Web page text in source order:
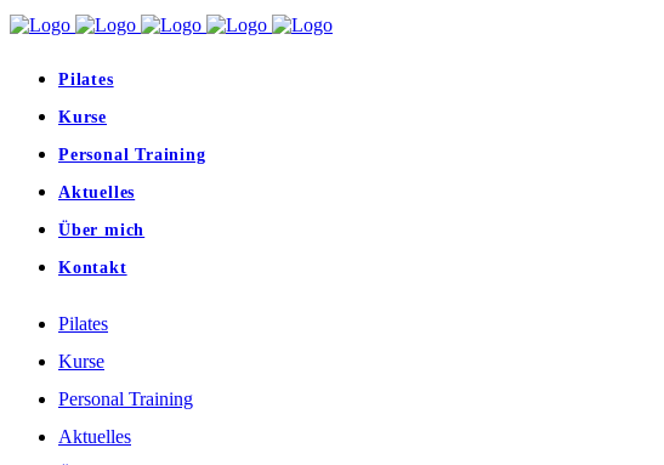
Pilates
Kurse
Personal Training
Aktuelles
Über mich
Kontakt
Pilates
Kurse
Personal Training
Aktuelles